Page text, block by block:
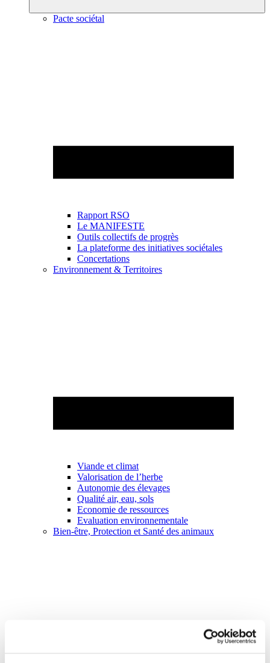
Pacte sociétal
Rapport RSO
Le MANIFESTE
Outils collectifs de progrès
La plateforme des initiatives sociétales
Concertations
Environnement & Territoires
Viande et climat
Valorisation de l’herbe
Autonomie des élevages
Qualité air, eau, sols
Economie de ressources
Evaluation environnementale
Bien-être, Protection et Santé des animaux